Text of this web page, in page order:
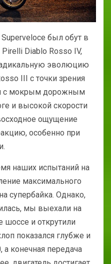
был обут в
Diablo Rosso IV,
эволюцию
III с точки зрения
с мокрым дорожным
и высокой скорости
ощущение
особенно при
наших испытаний на
максимального
супербайка. Однако,
мы выехали на
и открутили
показался глубже и
а конечная передача